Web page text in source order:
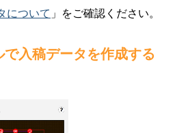
について 」をご確認ください。
入稿データを作成する